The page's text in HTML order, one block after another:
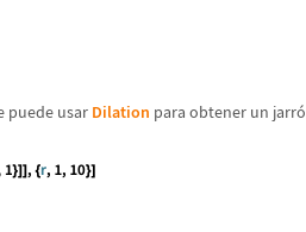
puede usar Dilation para obtener un jarró